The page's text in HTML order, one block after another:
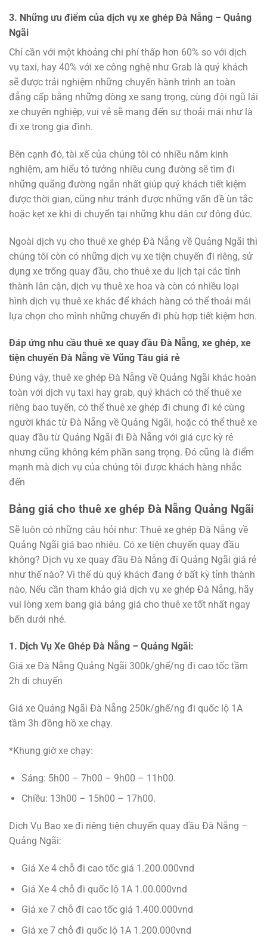
3. Những ưu điểm của dịch vụ xe ghép Đà Nẵng – Quảng
Ngãi
Chỉ cần với một khoảng chi phí thấp hơn 60% so với dịch
vụ taxi, hay 40% với xe công nghệ như Grab là quý khách
sẽ được trải nghiệm những chuyến hành trình an toàn
đẳng cấp bằng những dòng xe sang trọng, cùng đội ngũ lái
xe chuyên nghiệp, vui vẻ sẽ mang đến sự thoải mái như là
đi xe trong gia đình.
Bên cạnh đó, tài xế của chúng tôi có nhiều năm kinh
nghiệm, am hiểu tỏ tưởng nhiều cung đường sẽ tìm đi
những quãng đường ngắn nhất giúp quý khách tiết kiệm
được thời gian, cũng như tránh được những vấn đề ùn tắc
hoặc kẹt xe khi di chuyển tại những khu dân cư đông đúc.
Ngoài dịch vụ cho thuê xe ghép Đà Nẵng về Quảng Ngãi thì
chúng tôi còn có những dịch vụ xe tiện chuyến đi riêng, sử
dụng xe trống quay đầu, cho thuê xe du lịch tại các tỉnh
thành lân cận, dịch vụ thuê xe hoa và còn có nhiều loại
hình dịch vụ thuê xe khác để khách hàng có thể thoải mái
lựa chọn cho mình những chuyến đi phù hợp tiết kiệm hơn.
Đáp ứng nhu cầu thuê xe quay đầu Đà Nẵng, xe ghép, xe
tiện chuyến Đà Nẵng về Vũng Tàu giá rẻ
Đúng vậy, thuê xe ghép Đà Nẵng về Quảng Ngãi khác hoàn
toàn với dịch vụ taxi hay grab, quý khách có thể thuê xe
riêng bao tuyến, có thể thuê xe ghép đi chung đi ké cùng
người khác từ Đà Nẵng về Quảng Ngãi, hoặc có thể thuê xe
quay đầu từ Quảng Ngãi đi Đà Nẵng với giá cực kỳ rẻ
nhưng cũng không kém phần sang trọng. Đó cũng là điểm
mạnh mà dịch vụ của chúng tôi được khách hàng nhắc
đến
Bảng giá cho thuê xe ghép Đà Nẵng Quảng Ngãi
Sẽ luôn có những câu hỏi như: Thuê xe ghép Đà Nẵng về
Quảng Ngãi giá bao nhiêu. Có xe tiện chuyến quay đầu
không? Dịch vụ xe quay đầu Đà Nẵng đi Quảng Ngãi giá rẻ
như thế nào? Vì thế dù quý khách đang ở bất kỳ tỉnh thành
nào, Nếu cần tham khảo giá dịch vụ xe ghép Đà Nẵng, hãy
vui lòng xem bang giá bảng giá cho thuê xe tốt nhất ngay
bến dưới nhé.
1. Dịch Vụ Xe Ghép Đà Nẵng – Quảng Ngãi:
Giá xe Đà Nẵng Quảng Ngãi 300k/ghế/ng đi cao tốc tầm
2h di chuyển
Giá xe Quảng Ngãi Đà Nẵng 250k/ghế/ng đi quốc lộ 1A
tầm 3h đồng hồ xe chạy.
*Khung giờ xe chạy:
Sáng: 5h00 – 7h00 – 9h00 – 11h00.
Chiều: 13h00 – 15h00 – 17h00.
Dịch Vụ Bao xe đi riêng tiện chuyến quay đầu Đà Nẵng –
Quảng Ngãi:
Giá Xe 4 chỗ đi cao tốc giá 1.200.000vnd
Giá Xe 4 chỗ đi quốc lộ 1A 1.00.000vnd
Giá xe 7 chỗ đi cao tốc giá 1.400.000vnd
Giá xe 7 chỗ đi quốc lộ 1A 1.200.000vnd